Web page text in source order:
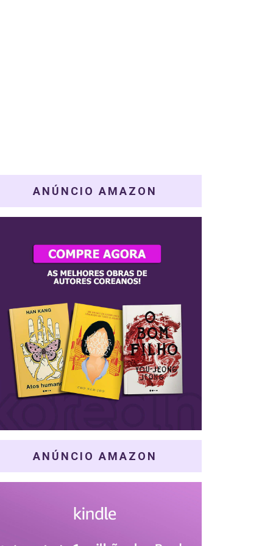
ANÚNCIO AMAZON
ANÚNCIO AMAZON